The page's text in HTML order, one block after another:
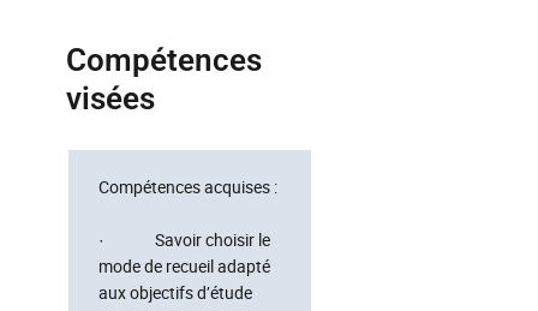
Compétences
visées
Compétences acquises :
· Savoir choisir le
mode de recueil adapté
aux objectifs d’étude